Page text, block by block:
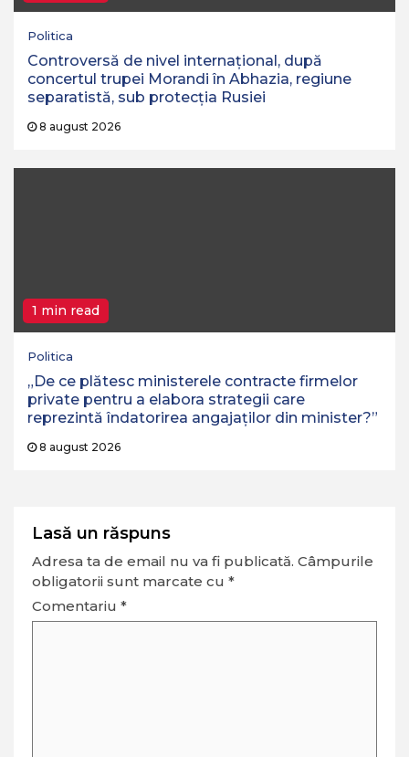
Politica
Controversă de nivel internațional, după
concertul trupei Morandi în Abhazia, regiune
separatistă, sub protecția Rusiei
8 august 2026
1 min read
Politica
„De ce plătesc ministerele contracte firmelor
private pentru a elabora strategii care
reprezintă îndatorirea angajaților din minister?”
8 august 2026
Lasă un răspuns
Adresa ta de email nu va fi publicată. Câmpurile
obligatorii sunt marcate cu *
Comentariu *